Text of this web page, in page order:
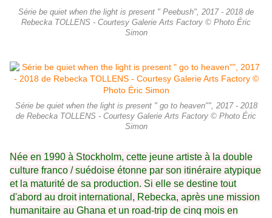
Série be quiet when the light is present " Peebush", 2017 - 2018 de
Rebecka TOLLENS - Courtesy Galerie Arts Factory © Photo Éric
Simon
Série be quiet when the light is present " go to heaven"", 2017 - 2018
de Rebecka TOLLENS - Courtesy Galerie Arts Factory © Photo Éric
Simon
Née en 1990 à Stockholm, cette jeune artiste à la double
culture franco / suédoise étonne par son itinéraire atypique
et la maturité de sa production. Si elle se destine tout
d'abord au droit international, Rebecka, après une mission
humanitaire au Ghana et un road-trip de cinq mois en